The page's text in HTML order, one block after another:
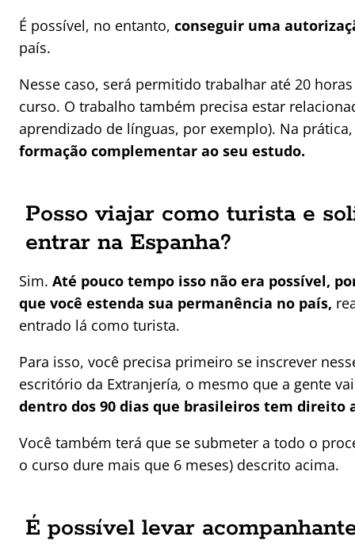
É possível, no entanto, conseguir uma
país.
Nesse caso, será permitido trabalhar até 20
curso. O trabalho também precisa estar
aprendizado de línguas, por exemplo). Na
formação complementar ao seu estudo.
Posso viajar como turista e
entrar na Espanha?
Sim. Até pouco tempo isso não era possível,
que você estenda sua permanência no país,
entrado lá como turista.
Para isso, você precisa primeiro se inscrever
escritório da Extranjería, o mesmo que a gente
dentro dos 90 dias que brasileiros tem direito
Você também terá que se submeter a todo o
o curso dure mais que 6 meses) descrito acima.
É possível levar